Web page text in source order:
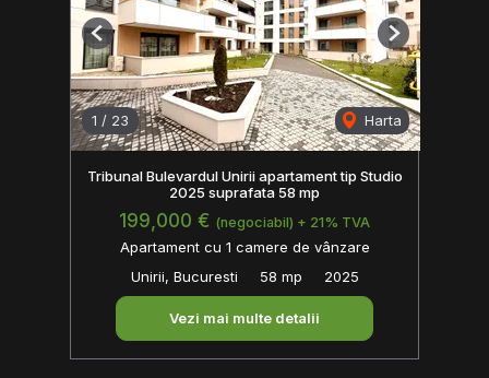
1 / 23 Harta
Previous Next
Tribunal Bulevardul Unirii apartament tip Studio
2025 suprafata 58 mp
199,000 € (negociabil) + 21% TVA
Apartament cu 1 camere de vânzare
Unirii, Bucuresti
58 mp 2025
Vezi mai multe detalii